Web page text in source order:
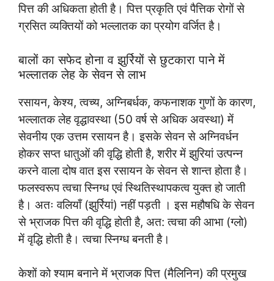
पित्त की अधिकता होती है। पित्त प्रकृति एवं पैत्तिक रोगों से
ग्रसित व्यक्तियों को भल्लातक का प्रयोग वर्जित है।
बालों का सफेद होना व झुर्रियों से छुटकारा पाने में
भल्लातक लेह के सेवन से लाभ
रसायन, केश्य, त्वच्य, अग्निबर्धक, कफनाशक गुणों के कारण,
भल्लातक लेह वृद्धावस्था (50 वर्ष से अधिक अवस्था) में
सेवनीय एक उत्तम रसायन है। इसके सेवन से अग्निवर्धन
होकर सप्त धातुओं की वृद्धि होती है, शरीर में झुरियां उत्पन्न
करने वाला दोष वात इस रसायन के सेवन से शान्त होता है।
फलस्वरूप त्वचा स्निग्ध एवं स्थितिस्थापकत्व युक्त हो जाती
है। अतः वलियाँ (झुर्रियां) नहीं पड़ती । इस महौषधि के सेवन
से भ्राजक पित्त की वृद्धि होती है, अत: त्वचा की आभा (ग्लो)
में वृद्धि होती है। त्वचा स्निग्ध बनती है।
केशों को श्याम बनाने में भ्राजक पित्त (मैलिनिन) की प्रमुख